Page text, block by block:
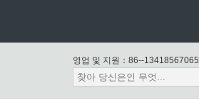
영업 및 지원： 86--13418567065